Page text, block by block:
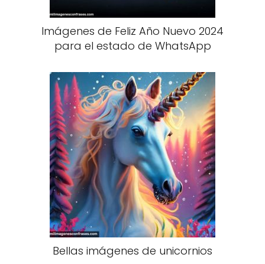
Imágenes de Feliz Año Nuevo 2024
para el estado de WhatsApp
Bellas imágenes de unicornios